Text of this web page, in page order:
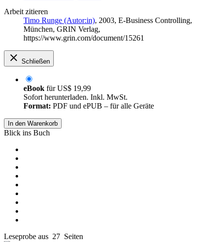
Arbeit zitieren
Timo Runge (Autor:in), 2003, E-Business Controlling,
München, GRIN Verlag,
https://www.grin.com/document/15261
Schließen
eBook fürUS$ 19,99
Sofort herunterladen. Inkl. MwSt.
Format: PDF und ePUB – für alle Geräte
In den Warenkorb
Blick ins Buch